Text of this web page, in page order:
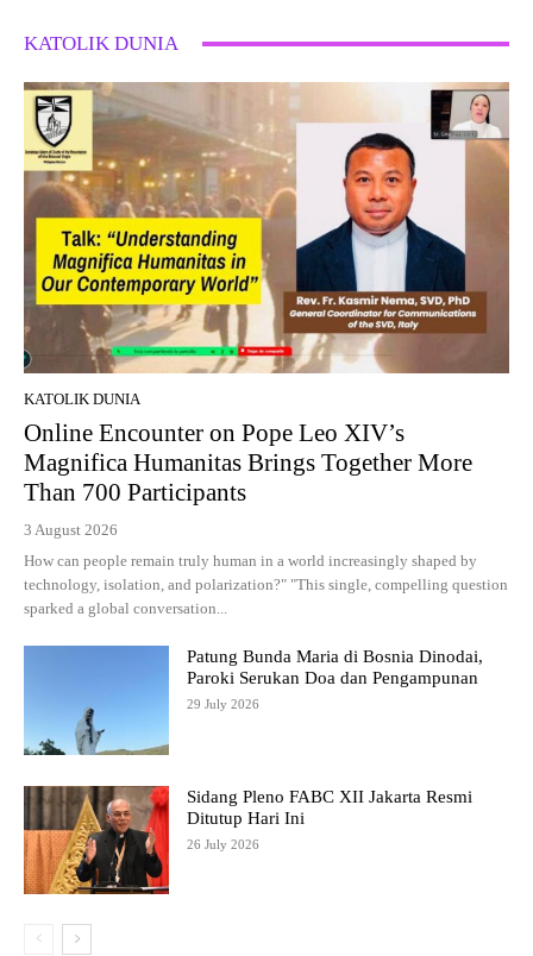
KATOLIK DUNIA
KATOLIK DUNIA
Online Encounter on Pope Leo XIV’s
Magnifica Humanitas Brings Together More
Than 700 Participants
3 August 2026
How can people remain truly human in a world increasingly shaped by
technology, isolation, and polarization?" "This single, compelling question
sparked a global conversation...
Patung Bunda Maria di Bosnia Dinodai,
Paroki Serukan Doa dan Pengampunan
29 July 2026
Sidang Pleno FABC XII Jakarta Resmi
Ditutup Hari Ini
26 July 2026